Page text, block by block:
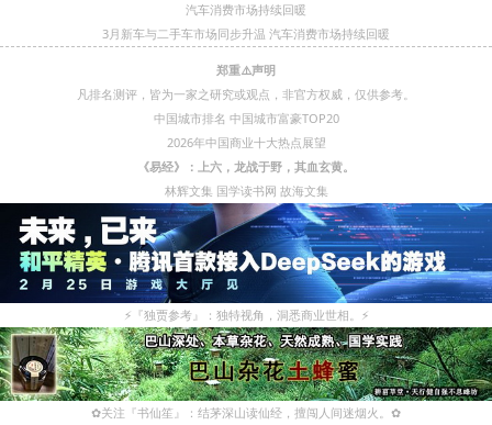
汽车消费市场持续回暖
3月新车与二手车市场同步升温 汽车消费市场持续回暖
郑重⚠️声明
凡排名测评，皆为一家之研究或观点，非官方权威，仅供参考。
中国城市排名 中国城市富豪TOP20
2026年中国商业十大热点展望
《易经》：上六，龙战于野，其血玄黄。
林辉文集 国学读书网 故海文集
⚡ 『独贾参考』：独特视角，洞悉商业世相。 ⚡
✿关注『书仙笙』：结茅深山读仙经，擅闯人间迷烟火。 ✿